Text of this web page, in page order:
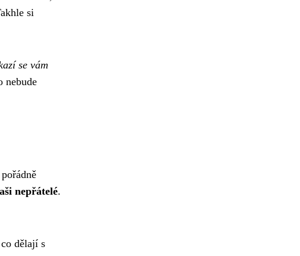
si
se vám
nebude
nepřátelé.
dělají s